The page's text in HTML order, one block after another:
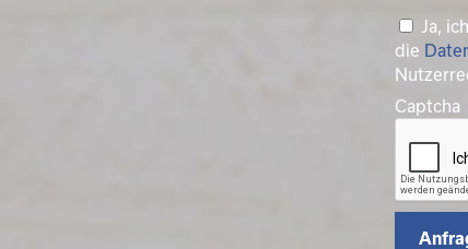
Ja,
die
Captcha